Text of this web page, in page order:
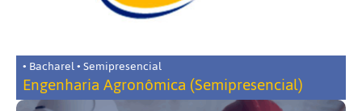
• Bacharel • Semipresencial
Engenharia Agronômica (Semipresencial)